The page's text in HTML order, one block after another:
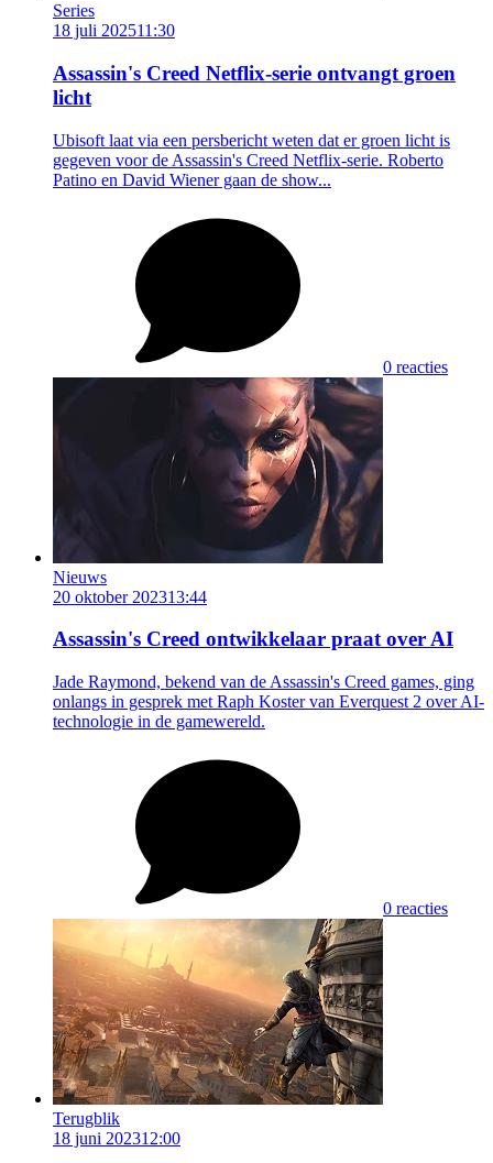
Series
18 juli 202511:30
Assassin's Creed Netflix-serie ontvangt groen
licht
Ubisoft laat via een persbericht weten dat er groen licht is
gegeven voor de Assassin's Creed Netflix-serie. Roberto
Patino en David Wiener gaan de show...
0 reacties
Nieuws
20 oktober 202313:44
Assassin's Creed ontwikkelaar praat over AI
Jade Raymond, bekend van de Assassin's Creed games, ging
onlangs in gesprek met Raph Koster van Everquest 2 over AI-
technologie in de gamewereld.
0 reacties
Terugblik
18 juni 202312:00